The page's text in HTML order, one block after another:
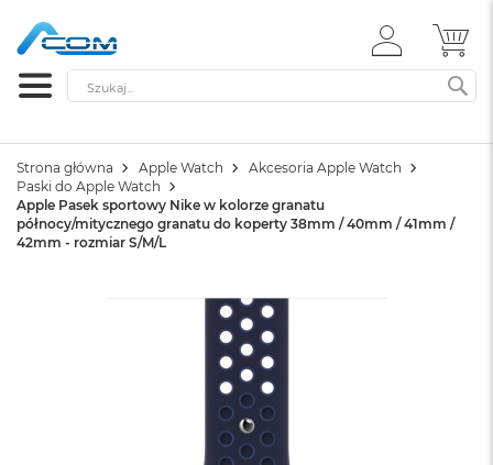
ZALOGUJ
SIĘ
Szukaj
Strona główna Apple Watch
Akcesoria Apple Watch
Paski do Apple Watch
Apple Pasek sportowy Nike w kolorze granatu
północy/mitycznego granatu do koperty 38mm / 40mm / 41mm /
42mm - rozmiar S/M/L